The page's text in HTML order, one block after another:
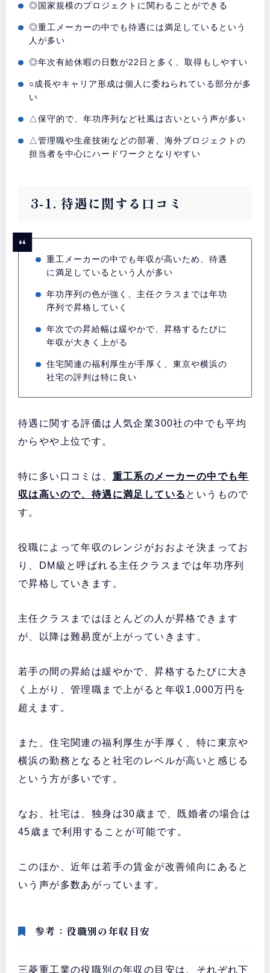
◎国家規模のプロジェクトに関わることができる
◎重工メーカーの中でも待遇には満足しているという
人が多い
◎年次有給休暇の日数が22日と多く、取得もしやすい
○成長やキャリア形成は個人に委ねられている部分が多
い
△保守的で、年功序列など社風は古いという声が多い
△管理職や生産技術などの部署、海外プロジェクトの
担当者を中心にハードワークとなりやすい
3-1. 待遇に関する口コミ
重工メーカーの中でも年収が高いため、待遇
に満足しているという人が多い
年功序列の色が強く、主任クラスまでは年功
序列で昇格していく
年次での昇給幅は緩やかで、昇格するたびに
年収が大きく上がる
住宅関連の福利厚生が手厚く、東京や横浜の
社宅の評判は特に良い
待遇に関する評価は人気企業300社の中でも平均
からやや上位です。
特に多い口コミは、 重工系のメーカーの中でも年
収は高いので、待遇に満足している というもので
す。
役職によって年収のレンジがおおよそ決まってお
り、DM級と呼ばれる主任クラスまでは年功序列
で昇格していきます。
主任クラスまではほとんどの人が昇格できます
が、以降は難易度が上がっていきます。
若手の間の昇給は緩やかで、昇格するたびに大き
く上がり、管理職まで上がると年収1,000万円を
超えます。
また、住宅関連の福利厚生が手厚く、特に東京や
横浜の勤務となると社宅のレベルが高いと感じる
という方が多いです。
なお、社宅は、独身は30歳まで、既婚者の場合は
45歳まで利用することが可能です。
このほか、近年は若手の賃金が改善傾向にあると
いう声が多数あがっています。
参考：役職別の年収目安
三菱重工業の役職別の年収の目安は、それぞれ下